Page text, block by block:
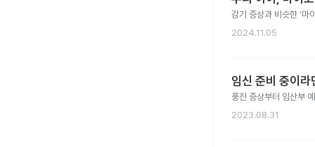
감기 증상과 비슷한 '마
2024.11.05
임신 준비 중이
풍진 증상부터 임산부
2023.08.31